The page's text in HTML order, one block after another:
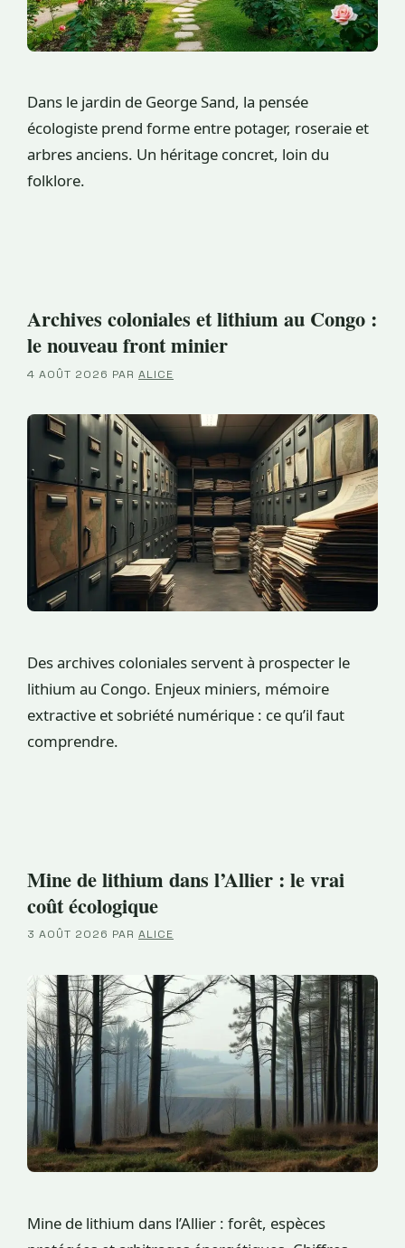
Dans le jardin de George Sand, la pensée
écologiste prend forme entre potager, roseraie et
arbres anciens. Un héritage concret, loin du
folklore.
Archives coloniales et lithium au Congo :
le nouveau front minier
4 AOÛT 2026 PAR ALICE
Des archives coloniales servent à prospecter le
lithium au Congo. Enjeux miniers, mémoire
extractive et sobriété numérique : ce qu’il faut
comprendre.
Mine de lithium dans l’Allier : le vrai
coût écologique
3 AOÛT 2026 PAR ALICE
Mine de lithium dans l’Allier : forêt, espèces